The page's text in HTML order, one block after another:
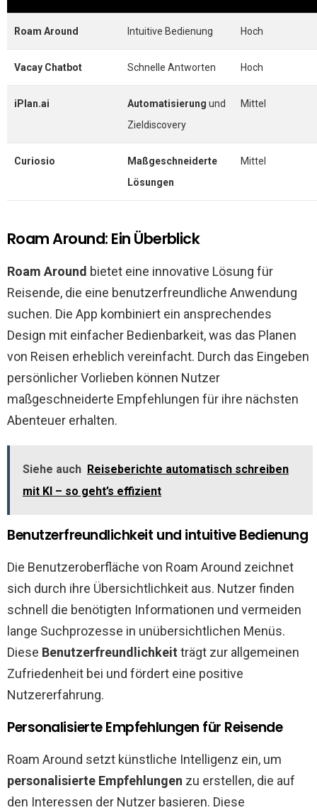
Roam Around Intuitive Bedienung Hoch
Vacay Chatbot Schnelle Antworten Hoch
iPlan.ai Automatisierung und
Zieldiscovery
Mittel
Curiosio
Maßgeschneiderte
Lösungen
Mittel
Roam Around: Ein Überblick
Roam Around bietet eine innovative Lösung für
Reisende, die eine benutzerfreundliche Anwendung
suchen. Die App kombiniert ein ansprechendes
Design mit einfacher Bedienbarkeit, was das Planen
von Reisen erheblich vereinfacht. Durch das Eingeben
persönlicher Vorlieben können Nutzer
maßgeschneiderte Empfehlungen für ihre nächsten
Abenteuer erhalten.
Siehe auch Reiseberichte automatisch schreiben
mit KI – so geht’s effizient
Benutzerfreundlichkeit und intuitive Bedienung
Die Benutzeroberfläche von Roam Around zeichnet
sich durch ihre Übersichtlichkeit aus. Nutzer finden
schnell die benötigten Informationen und vermeiden
lange Suchprozesse in unübersichtlichen Menüs.
Diese Benutzerfreundlichkeit trägt zur allgemeinen
Zufriedenheit bei und fördert eine positive
Nutzererfahrung.
Personalisierte Empfehlungen für Reisende
Roam Around setzt künstliche Intelligenz ein, um
personalisierte Empfehlungen zu erstellen, die auf
den Interessen der Nutzer basieren. Diese